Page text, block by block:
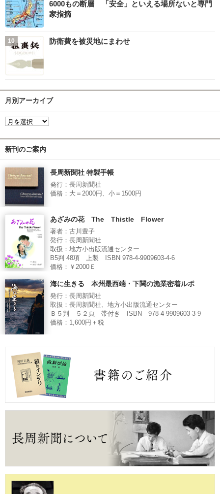
6000もの断層 「安全」といえる場所ないと専門
家指摘
防衛費を被災地にまわせ
月別アーカイブ
新刊のご案内
長周新聞社 特製手帳
発行：長周新聞社
価格：大＝2000円、小＝1500円
あざみの花 The Thistle Flower
著者：古川豊子
発行：長周新聞社
取扱：地方小出版流通センター
B5判 48項 上製 ISBN 978-4-9909603-4-6
価格：￥2000Ｅ
海に生きる 本州最西端・下関の漁業密着ルポ
発行：長周新聞社
取扱：長周新聞社、地方小出版流通センター
Ｂ５判 ５２頁 帯付き ISBN 978-4-9909603-3-9
価格：1,600円＋税